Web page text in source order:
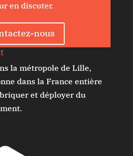
en discuter.
nous
la métropole de Lille,
dans la France entière
et déployer du